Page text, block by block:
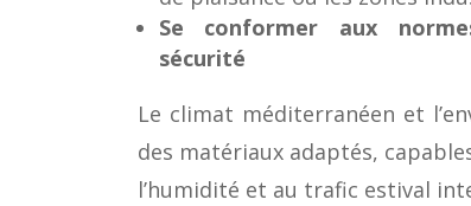
Se conformer aux
sécurité
Le climat méditerranéen et
des matériaux adaptés,
l’humidité et au trafic estival